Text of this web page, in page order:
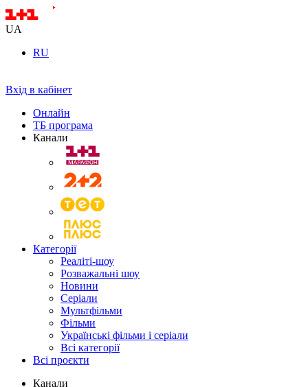
UA
RU
Вхід в кабінет
Онлайн
ТБ програма
Канали
Категорії
Реаліті-шоу
Розважальні шоу
Новини
Серіали
Мультфільми
Фільми
Українські фільми і серіали
Всі категорії
Всі проєкти
Канали